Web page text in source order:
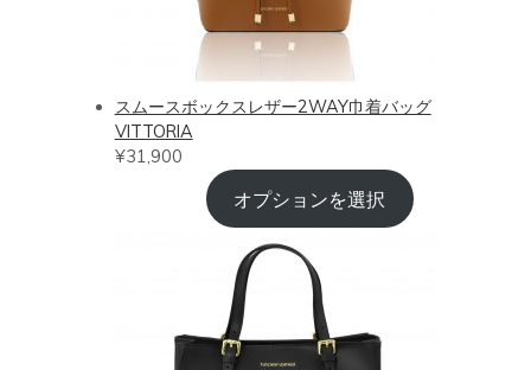
スムースボックスレザー2WAY巾着バッグ
VITTORIA
¥31,900
オプションを選択